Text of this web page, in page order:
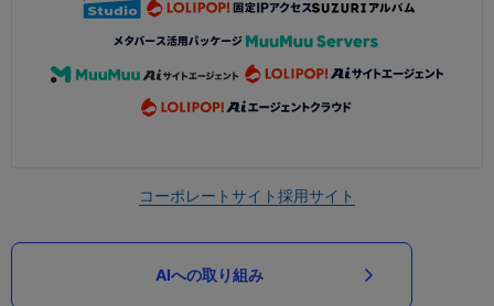
コーポレートサイト採用サイト
AIへの取り組み